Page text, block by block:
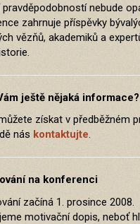
pravděpodobností nebude
zahrnuje příspěvky
vězňů, akademiků a
ještě nějaká informace?
získat v předběžném
nás kontaktujte.
na konferenci
začíná 1. prosince 2008.
motivační dopis, neboť